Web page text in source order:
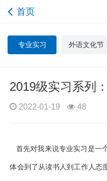
首页
专业实习 外语文化节
2019级实习系列
2022-01-19 48
首先对我来说专业实习是一
体会到了从读书人到工作人态